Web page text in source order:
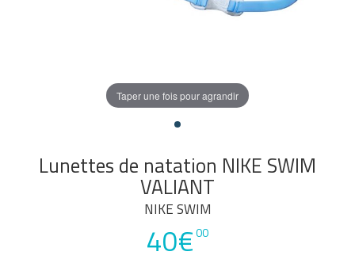
Taper une fois pour agrandir
Lunettes de natation NIKE SWIM
VALIANT
NIKE SWIM
40€00